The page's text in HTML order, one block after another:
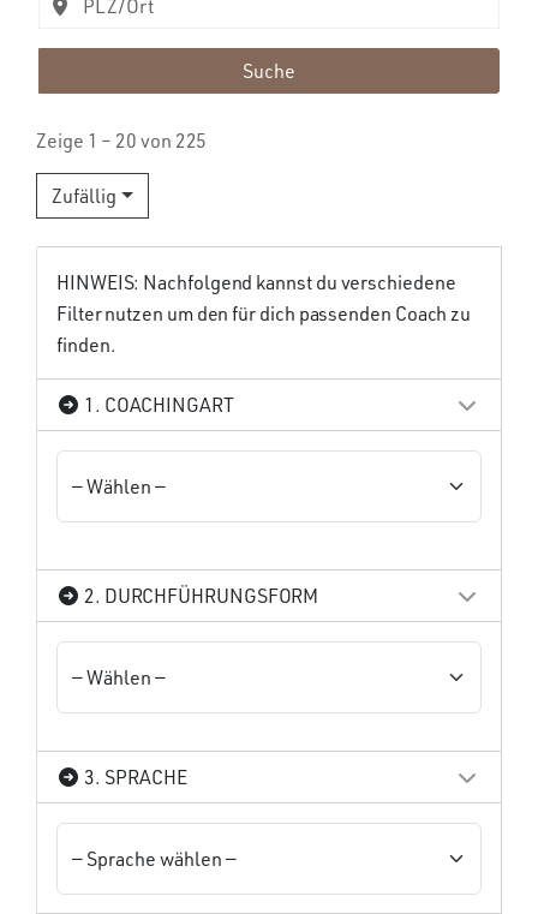
Suche
Zeige 1 – 20 von 225
Zufällig
HINWEIS: Nachfolgend kannst du verschiedene
Filter nutzen um den für dich passenden Coach zu
finden.
1. COACHINGART
2. DURCHFÜHRUNGSFORM
3. SPRACHE